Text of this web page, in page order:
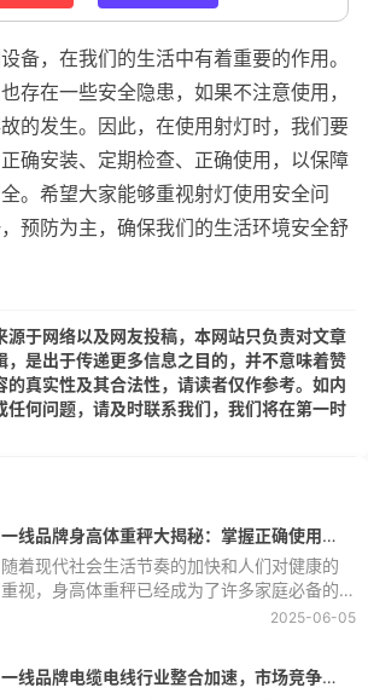
备，在我们的生活中有着重要的作用。
存在一些安全隐患，如果不注意使用，
的发生。因此，在使用射灯时，我们要
确安装、定期检查、正确使用，以保障
。希望大家能够重视射灯使用安全问
预防为主，确保我们的生活环境安全舒
源于网络以及网友投稿，本网站只负责对文章
，是出于传递更多信息之目的，并不意味着赞
的真实性及其合法性，请读者仅作参考。如内
任何问题，请及时联系我们，我们将在第一时
一线品牌身高体重秤大揭秘：掌握正确使用方法，准确监测身体变化
随着现代社会生活节奏的加快和人们对健康的
重视，身高体重秤已经成为了许多家庭必备的
健康监测工具之一。通过定期测量身体的体重
的发生。但是，很多人在使用身高体重秤时却
2025-06-05
一线品牌电缆电线行业整合加速，市场竞争愈发激烈